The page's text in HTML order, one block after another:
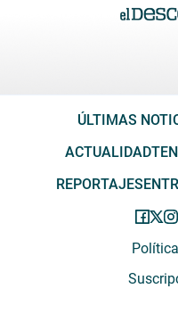
ÚLTIMAS
ACTUALIDAD
REPORTAJES